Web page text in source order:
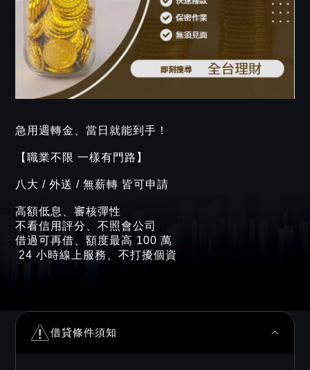
急用週轉金、當日就能到手！
【職業不限 一樣有門路】
八大 / 外送 / 無薪轉 皆可申請
高額低息、審核彈性
不看信用評分、不照會公司
借過可再借、額度最高 100 萬
24 小時線上服務、不打擾個資
借貸條件須知